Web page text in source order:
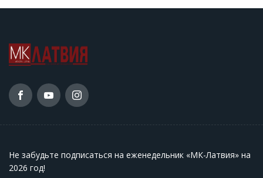
Не забудьте подписаться на еженедельник «МК-Латвия» на
2026 год!